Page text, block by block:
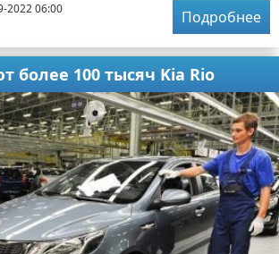
2022 06:00
Подробнее
более 100 тысяч Kia Rio